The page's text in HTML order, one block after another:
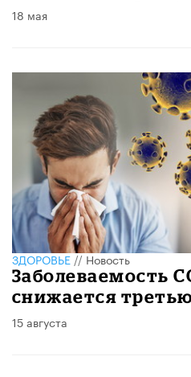
18 мая
ЗДОРОВЬЕ//Новость
Заболеваемость
снижается
15 августа